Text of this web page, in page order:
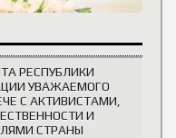
РЕСПУБЛИКИ
УВАЖАЕМОГО
С АКТИВИСТАМИ,
И
СТРАНЫ